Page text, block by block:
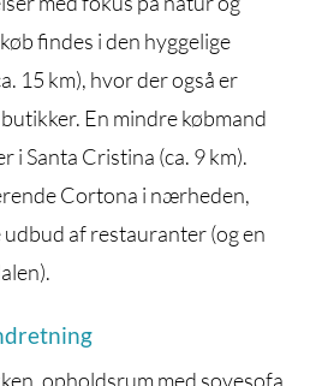
findes i den hyggelige
15 km), hvor der også er
En mindre købmand
i Santa Cristina (ca. 9 km).
Cortona i nærheden,
af restauranter (og en
opholdsrum med sovesofa